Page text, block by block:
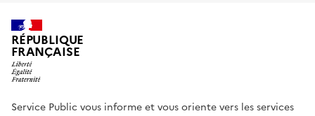
RÉPUBLIQUE
FRANÇAISE
Service Public vous informe et vous oriente vers les services